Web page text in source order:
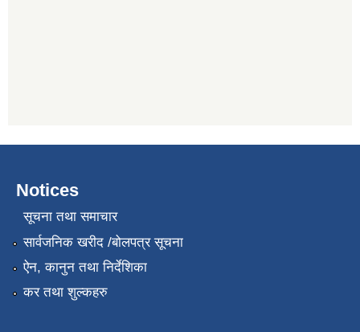
Notices
सूचना तथा समाचार
सार्वजनिक खरीद /बोलपत्र सूचना
ऐन, कानुन तथा निर्देशिका
कर तथा शुल्कहरु